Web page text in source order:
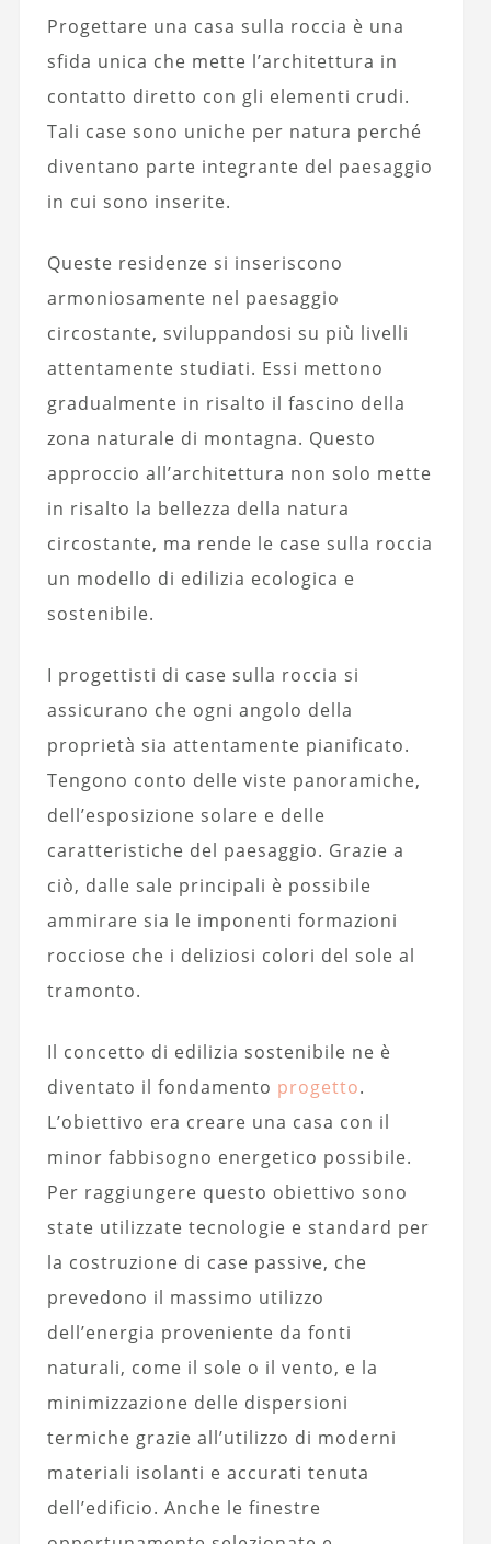
Progettare una casa sulla roccia è una
sfida unica che mette l’architettura in
contatto diretto con gli elementi crudi.
Tali case sono uniche per natura perché
diventano parte integrante del paesaggio
in cui sono inserite.
Queste residenze si inseriscono
armoniosamente nel paesaggio
circostante, sviluppandosi su più livelli
attentamente studiati. Essi mettono
gradualmente in risalto il fascino della
zona naturale di montagna. Questo
approccio all’architettura non solo mette
in risalto la bellezza della natura
circostante, ma rende le case sulla roccia
un modello di edilizia ecologica e
sostenibile.
I progettisti di case sulla roccia si
assicurano che ogni angolo della
proprietà sia attentamente pianificato.
Tengono conto delle viste panoramiche,
dell’esposizione solare e delle
caratteristiche del paesaggio. Grazie a
ciò, dalle sale principali è possibile
ammirare sia le imponenti formazioni
rocciose che i deliziosi colori del sole al
tramonto.
Il concetto di edilizia sostenibile ne è
diventato il fondamento progetto.
L’obiettivo era creare una casa con il
minor fabbisogno energetico possibile.
Per raggiungere questo obiettivo sono
state utilizzate tecnologie e standard per
la costruzione di case passive, che
prevedono il massimo utilizzo
dell’energia proveniente da fonti
naturali, come il sole o il vento, e la
minimizzazione delle dispersioni
termiche grazie all’utilizzo di moderni
materiali isolanti e accurati tenuta
dell’edificio. Anche le finestre